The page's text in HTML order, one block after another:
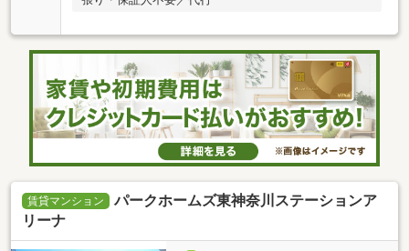
賃貸マンション
パークホームズ東神奈川ステーションア
リーナ